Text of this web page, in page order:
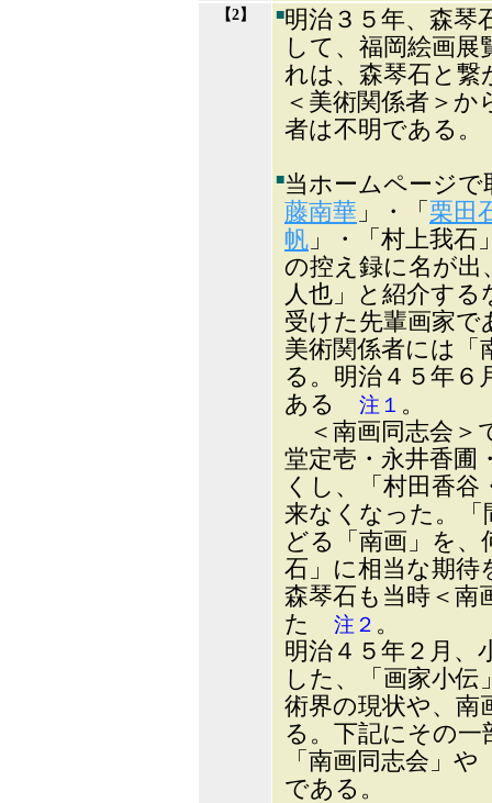
【2】 ■明治３５年、森琴
して、福岡絵画
れは、森琴石と繋
＜美術関係者＞
者は不明である。
■当ホームページ
藤南華 」・「 栗田
帆 」・「村上我
の控え録に名が出
人也」と紹介す
受けた先輩画家で
美術関係者には「
る。明治４５年６
ある 注１ 。
＜南画同志会＞
堂定壱・永井香圃
くし、「村田香
来なくなった。「
どる「南画」を
石」に相当な期待
森琴石も当時＜南
た 注２ 。
明治４５年２月、
した、「画家小伝
術界の現状や、南
る。下記にその
「南画同志会」
である。